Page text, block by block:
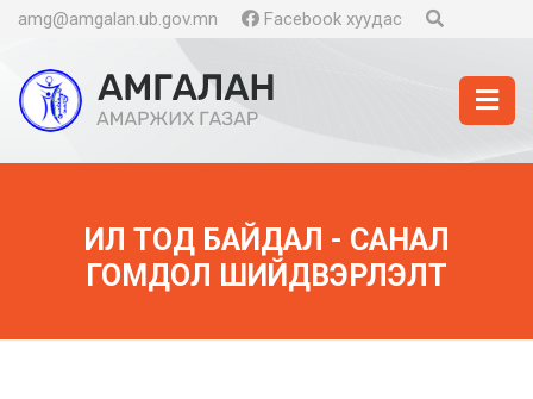
amg@amgalan.ub.gov.mn Facebook хуудас
ИЛ ТОД БАЙДАЛ - САНАЛ
ГОМДОЛ ШИЙДВЭРЛЭЛТ